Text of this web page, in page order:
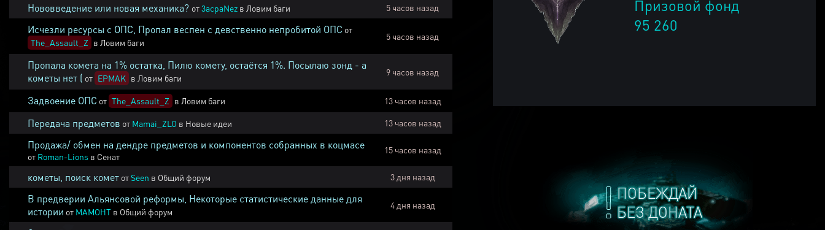
ПОБЕЖДАЙ
БЕЗ ДОНАТА
Призовой фонд
95 260
Нововведение или новая механика? от3acpaNez в Ловим баги 5 часов назад
Исчезли ресурсы с ОПС, Пропал веспен с девственно непробитой ОПС от
The_Assault_Z в Ловим баги
5 часов назад
Пропала комета на 1% остатка, Пилю комету, остаётся 1%. Посылаю зонд - а
кометы нет ( от EPMAK в Ловим баги
9 часов назад
Задвоение ОПС от The_Assault_Z в Ловим баги 13 часов назад
Передача предметов от Mamai_ZLO в Новые идеи 13 часов назад
Продажа/ обмен на дендре предметов и компонентов собранных в коцмасе
от Roman-Lions в Сенат
15 часов назад
кометы, поиск комет отSeen в Общий форум 3 дня назад
В предверии Альянсовой реформы, Некоторые статистические данные для
истории от MAMOHT в Общий форум
4 дня назад